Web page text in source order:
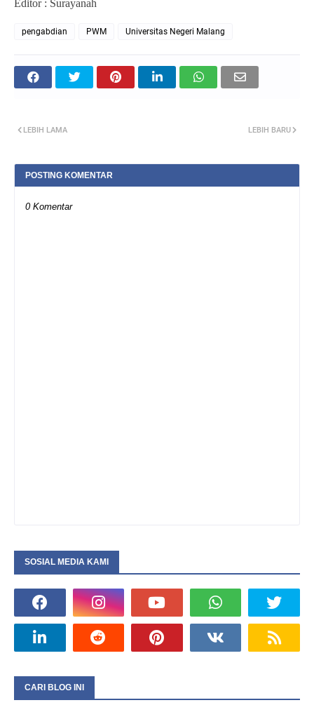
Editor : Surayanah
pengabdian PWM Universitas Negeri Malang
LEBIH BARU
LEBIH LAMA
POSTING KOMENTAR
0 Komentar
SOSIAL MEDIA KAMI
CARI BLOG INI